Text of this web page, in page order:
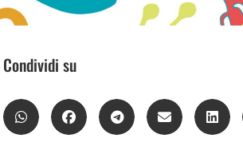
Condividi su